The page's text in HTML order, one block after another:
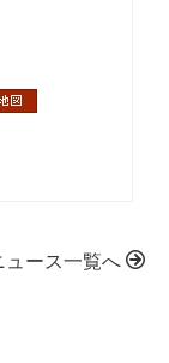
ース一覧へ